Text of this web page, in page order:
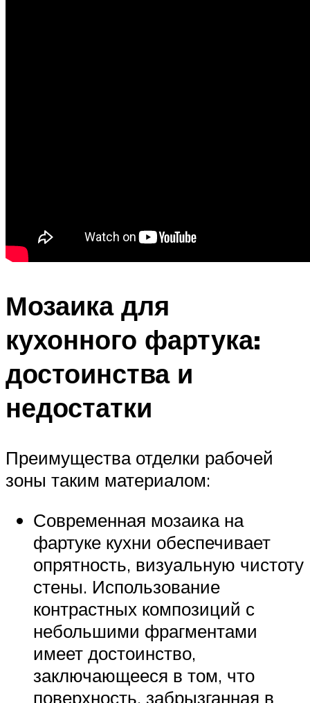
Мозаика для
кухонного фартука:
достоинства и
недостатки
Преимущества отделки рабочей
зоны таким материалом:
Современная мозаика на
фартуке кухни обеспечивает
опрятность, визуальную чистоту
стены. Использование
контрастных композиций с
небольшими фрагментами
имеет достоинство,
заключающееся в том, что
поверхность, забрызганная в